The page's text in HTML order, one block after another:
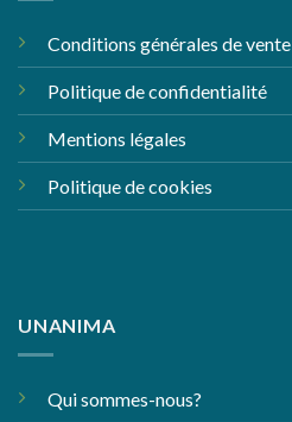
Conditions générales de vente
Politique de confidentialité
Mentions légales
Politique de cookies
UNANIMA
Qui sommes-nous?